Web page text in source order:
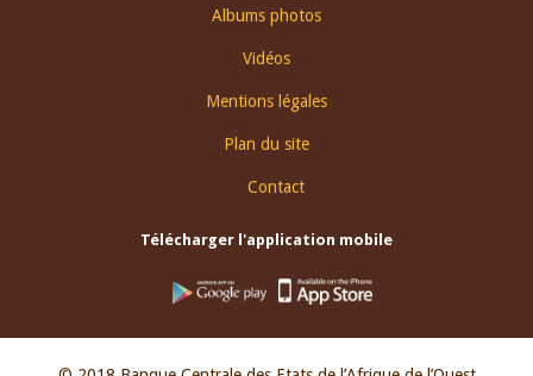
Albums photos
Vidéos
Mentions légales
Plan du site
Contact
Télécharger l'application mobile